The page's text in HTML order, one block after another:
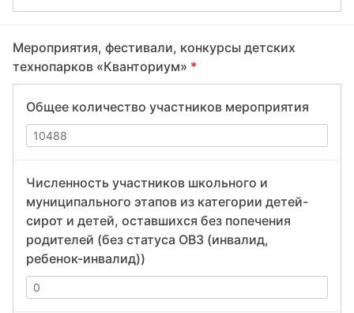
Мероприятия, фестивали, конкурсы детских
технопарков «Кванториум» *
Общее количество участников мероприятия
Численность участников школьного и
муниципального этапов из категории детей-
сирот и детей, оставшихся без попечения
родителей (без статуса ОВЗ (инвалид,
ребенок-инвалид))